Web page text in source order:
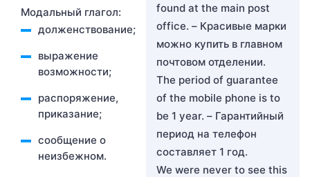
Модальный глагол:
долженствование;
выражение
возможности;
распоряжение,
приказание;
сообщение о
неизбежном.
found at the main post
office. – Красивые марки
можно купить в главном
почтовом отделении.
The period of guarantee
of the mobile phone is to
be 1 year. – Гарантийный
период на телефон
составляет 1 год.
We were never to see this